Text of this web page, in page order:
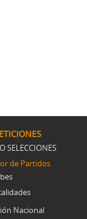
SELECCIONES
de Partidos
Nacional